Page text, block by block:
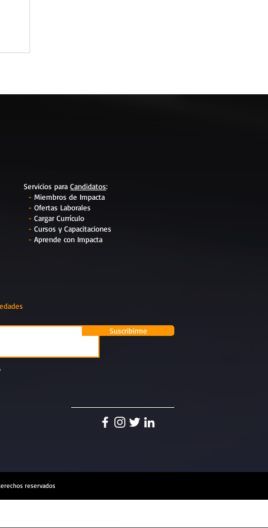
Servicios paraCandidatos:
- Miembros de Impacta
- Ofertas Laborales
- Cargar Currículo
- Cursos y Capacitaciones
- Aprende con Impacta
Suscribirme
reservados